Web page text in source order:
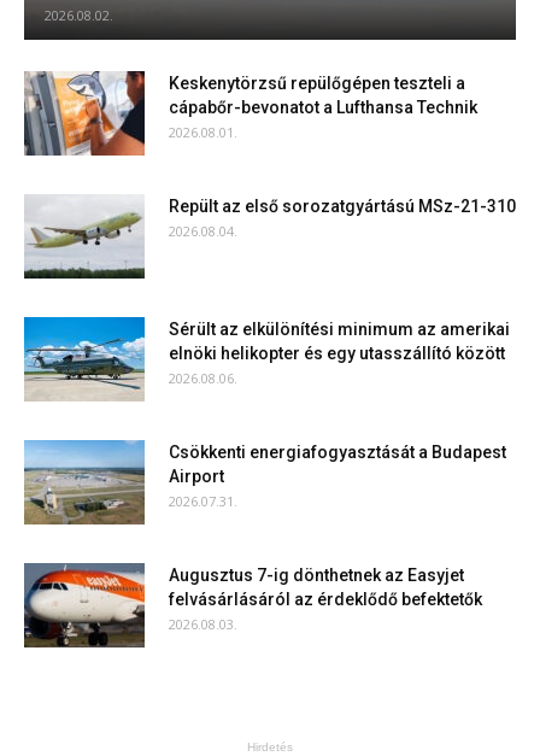
2026.08.02.
Keskenytörzsű repülőgépen teszteli a
cápabőr-bevonatot a Lufthansa Technik
2026.08.01.
Repült az első sorozatgyártású MSz-21-310
2026.08.04.
Sérült az elkülönítési minimum az amerikai
elnöki helikopter és egy utasszállító között
2026.08.06.
Csökkenti energiafogyasztását a Budapest
Airport
2026.07.31.
Augusztus 7-ig dönthetnek az Easyjet
felvásárlásáról az érdeklődő befektetők
2026.08.03.
Hirdetés